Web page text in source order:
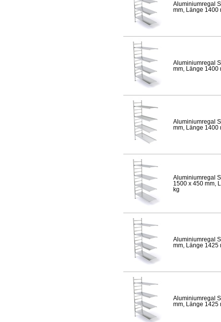
Aluminiumregal
mm, Länge 1400
Aluminiumregal
mm, Länge 1400
Aluminiumregal
mm, Länge 1400
Aluminiumregal
1500 x 450 mm,
kg
Aluminiumregal
mm, Länge 1425
Aluminiumregal
mm, Länge 1425